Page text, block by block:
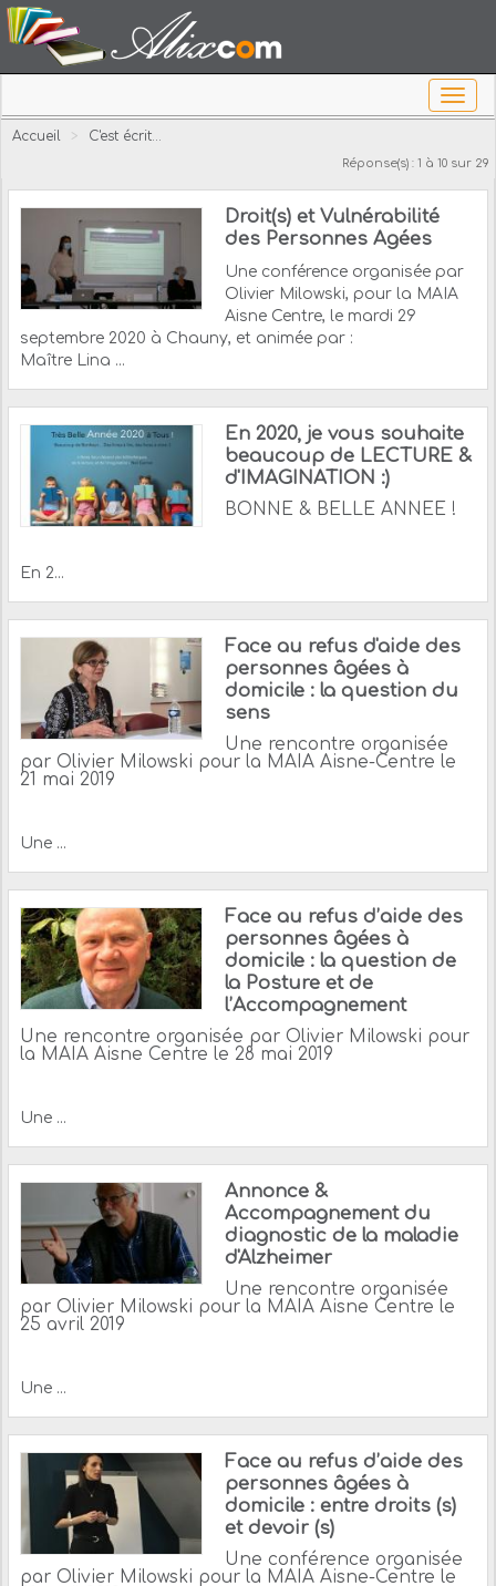
Accueil > C'est écrit...
Réponse(s) : 1 à 10 sur 29
Droit(s) et Vulnérabilité
des Personnes Agées
Une conférence organisée par
Olivier Milowski, pour la MAIA
Aisne Centre, le mardi 29
septembre 2020 à Chauny, et animée par :
Maître Lina ...
En 2020, je vous souhaite
beaucoup de LECTURE &
d'IMAGINATION :)
BONNE & BELLE ANNEE !
En 2...
Face au refus d'aide des
personnes âgées à
domicile : la question du
sens
Une rencontre organisée
par Olivier Milowski pour la MAIA Aisne-Centre le
21 mai 2019
Une ...
Face au refus d’aide des
personnes âgées à
domicile : la question de
la Posture et de
l’Accompagnement
Une rencontre organisée par Olivier Milowski pour
la MAIA Aisne Centre le 28 mai 2019
Une ...
Annonce &
Accompagnement du
diagnostic de la maladie
d'Alzheimer
Une rencontre organisée
par Olivier Milowski pour la MAIA Aisne Centre le
25 avril 2019
Une ...
Face au refus d’aide des
personnes âgées à
domicile : entre droits (s)
et devoir (s)
Une conférence organisée
par Olivier Milowski pour la MAIA Aisne-Centre le